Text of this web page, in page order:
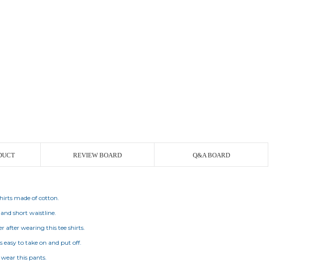
REVIEW BOARD Q&A BOARD
made of cotton.
and short waistline.
after wearing this tee shirts.
easy to take on and put off.
this pants.